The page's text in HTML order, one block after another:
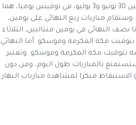
تونس. مباريات الأدوار الحاسمة تقام مباريات دور الـ16 على 4 أيام بين 30 يونيو و3 يوليو، في توقيتين يوميا، هما
مباريات ربع النهائي على يومين،
مساء بتوقيت مكة المكرمة وموسكو. أما النهائي
في الساعة السادسة بتوقيت مكة المكرمة وموسكو. وتعتبر
بالمباريات طول اليوم، ومن دون
الاستيقاظ مبكرا لمشاهدة مباريات النهار.